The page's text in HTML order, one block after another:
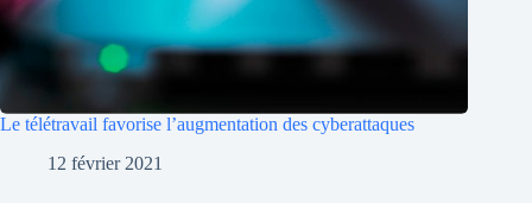
Le télétravail favorise l’augmentation des cyberattaques
12 février 2021